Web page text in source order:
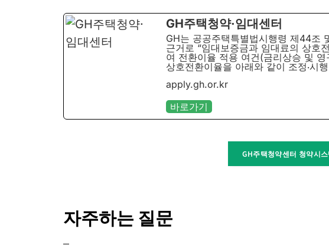
GH주택청약·임대센터
GH는 공공주택특별법시행령 제44조
근거로 “임대보증금과 임대료의 상호
여 전환이율 적용 여건(금리상승 및
상호전환이율을 아래와 같이 조정‧시
apply.gh.or.kr
바로가기
GH주택청약센터 청약시
자주하는 질문